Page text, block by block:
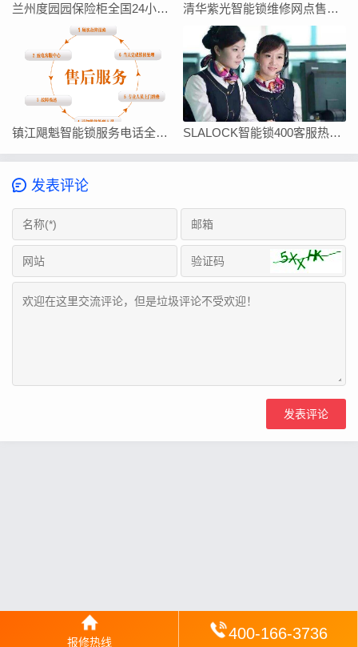
兰州度园园保险柜全国24小时客服热线号码 清华紫光智能锁维修网点售后服务电话今日客服热线
镇江飓魁智能锁服务电话全国统一24小时客服热线 SLALOCK智能锁400客服热线查询
发表评论
报修热线 400-166-3736